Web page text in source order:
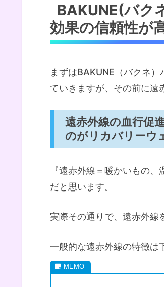
BAKUNE(バク
効果の信頼性が
まずはBAKUNE（バクネ
ていきますが、その前に遠
遠赤外線の血行促
のがリカバリーウ
『遠赤外線＝暖かいもの
だと思います。
実際その通りで、遠赤外線
一般的な遠赤外線の特徴は